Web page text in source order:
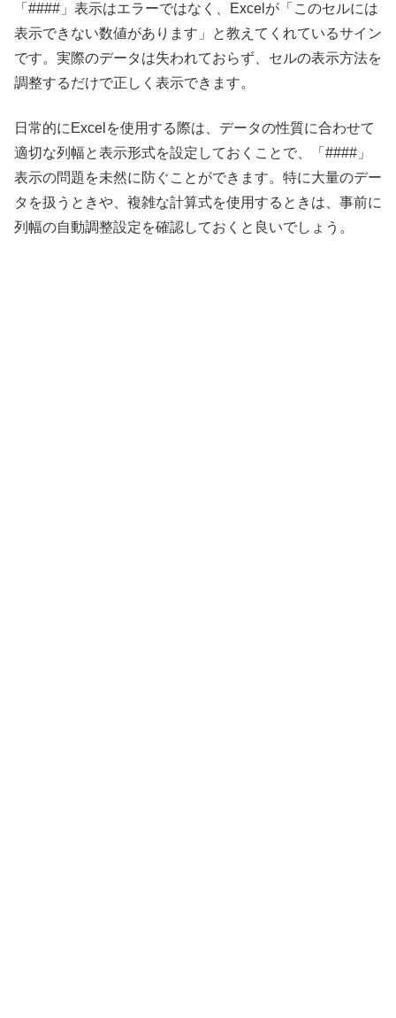
「####」表示はエラーではなく、Excelが「このセルには
表示できない数値があります」と教えてくれているサイン
です。実際のデータは失われておらず、セルの表示方法を
調整するだけで正しく表示できます。
日常的にExcelを使用する際は、データの性質に合わせて
適切な列幅と表示形式を設定しておくことで、「####」
表示の問題を未然に防ぐことができます。特に大量のデー
タを扱うときや、複雑な計算式を使用するときは、事前に
列幅の自動調整設定を確認しておくと良いでしょう。